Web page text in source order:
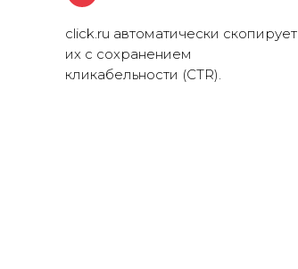
click.ru автоматически скопирует
их с сохранением
кликабельности (CTR).